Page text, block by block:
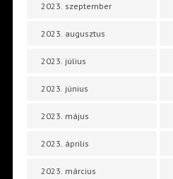
2023. szeptember
2023. augusztus
2023. július
2023. június
2023. május
2023. április
2023. március